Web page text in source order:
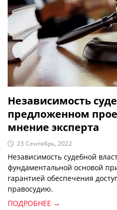
Независимость
предложенном
мнение эксперта
23 Сентябрь, 2022
Независимость судебной
фундаментальной основой
гарантией обеспечения
правосудию.
ПОДРОБНЕЕ →